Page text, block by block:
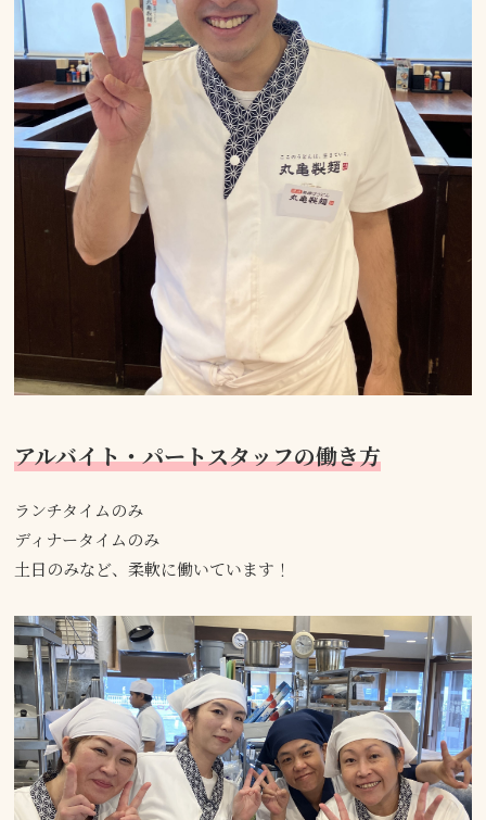
アルバイト・パートスタッフの働き方
ランチタイムのみ
ディナータイムのみ
土日のみなど、柔軟に働いています！